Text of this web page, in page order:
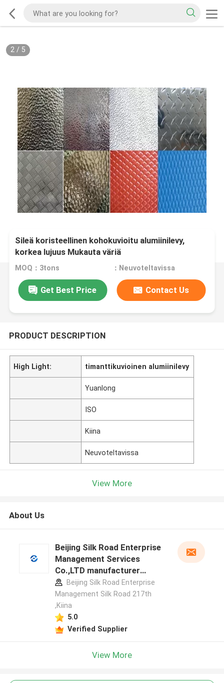
2/ 5
Sileä koristeellinen kohokuvioitu alumiinilevy,
korkea lujuus Mukauta väriä
MOQ：3tons ：Neuvoteltavissa
Get Best Price Contact Us
PRODUCT DESCRIPTION
High Light: timanttikuvioinen alumiinilevy
Yuanlong
ISO
Kiina
Neuvoteltavissa
View More
About Us
Beijing Silk Road Enterprise
Management Services
Co.,LTD manufacturer
profileBeijing Silk Road Enterprise
Management Silk Road 217th
,Kiina
5.0
Verified Supplier
View More